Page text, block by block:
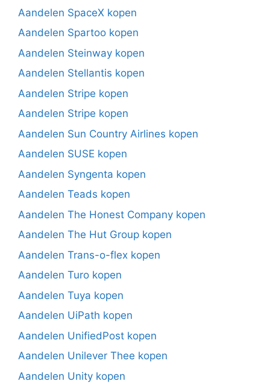
Aandelen SpaceX kopen
Aandelen Spartoo kopen
Aandelen Steinway kopen
Aandelen Stellantis kopen
Aandelen Stripe kopen
Aandelen Stripe kopen
Aandelen Sun Country Airlines kopen
Aandelen SUSE kopen
Aandelen Syngenta kopen
Aandelen Teads kopen
Aandelen The Honest Company kopen
Aandelen The Hut Group kopen
Aandelen Trans-o-flex kopen
Aandelen Turo kopen
Aandelen Tuya kopen
Aandelen UiPath kopen
Aandelen UnifiedPost kopen
Aandelen Unilever Thee kopen
Aandelen Unity kopen